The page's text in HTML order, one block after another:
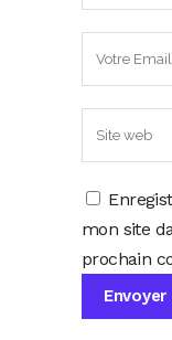
mon site
prochain